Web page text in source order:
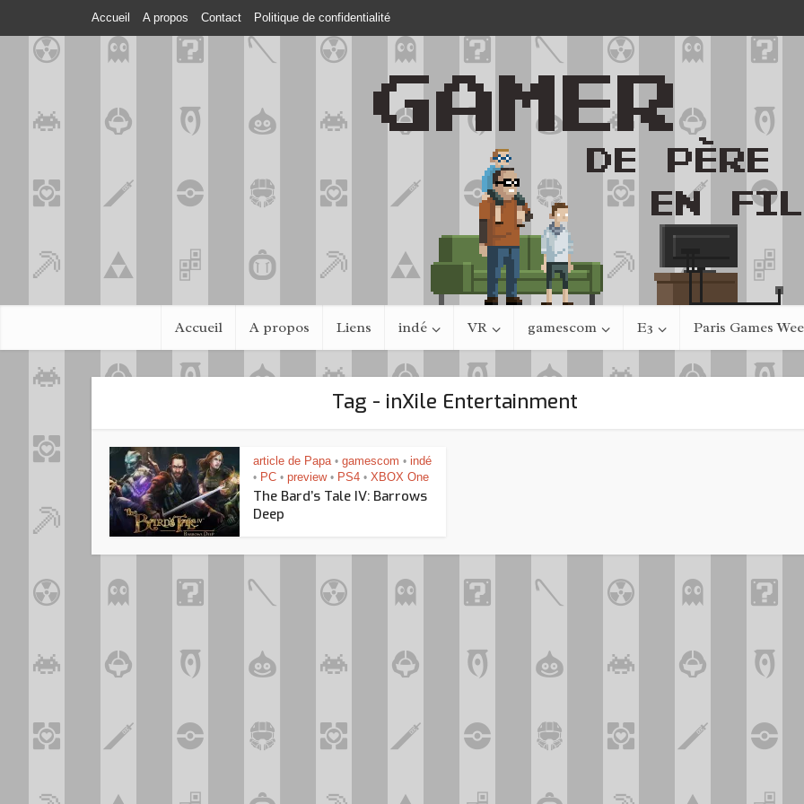
Accueil A propos Contact Politique de confidentialité
Accueil A propos Liens indé VR gamescom E3 Paris Games
Tag - inXile Entertainment
article de Papa • gamescom • indé
• PC • preview • PS4 • XBOX One
The Bard’s Tale IV: Barrows
Deep
Looking for Fael
Assassin’s Creed Black